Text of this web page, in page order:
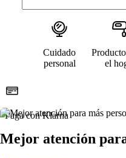
Cuidado
personal
el
Paga con Klarna
Mejor atención